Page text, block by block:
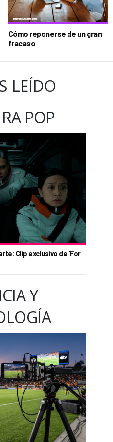
Cómo reponerse de un gran
fracaso
LEÍDO
POP
Clip exclusivo de 'For
Y